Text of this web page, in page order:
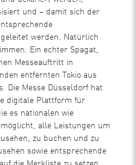
und – damit sich der
werden. Natürlich
Ein echter Spagat,
Messeauftritt in
entfernten Tokio aus
Die Messe Düsseldorf hat
digitale Plattform für
es nationalen wie
alle Leistungen um
zu buchen und zu
sowie entsprechende